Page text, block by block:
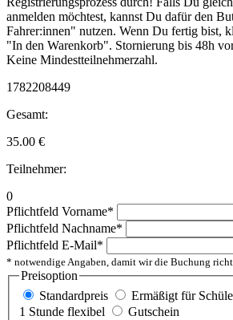
anmelden möchtest, kannst Du dafür den
Fahrer:innen" nutzen. Wenn Du fertig bist,
"In den Warenkorb". Stornierung bis 48h
Keine Mindestteilnehmerzahl.
1782208449
Gesamt:
35.00 €
Teilnehmer:
0
Pflichtfeld Vorname*
Pflichtfeld Nachname*
Pflichtfeld E-Mail*
* notwendige Angaben, damit wir die Buchung
Preisoption
Standardpreis
Ermäßigt für
1 Stunde flexibel
Gutschein